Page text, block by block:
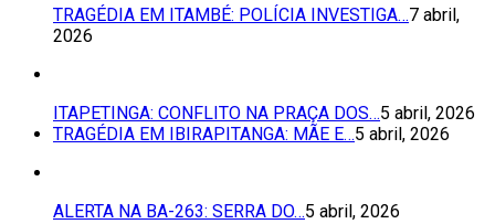
TRAGÉDIA EM ITAMBÉ: POLÍCIA INVESTIGA…7 abril,
2026
ITAPETINGA: CONFLITO NA PRAÇA DOS…5 abril, 2026
TRAGÉDIA EM IBIRAPITANGA: MÃE E…5 abril, 2026
ALERTA NA BA-263: SERRA DO…5 abril, 2026